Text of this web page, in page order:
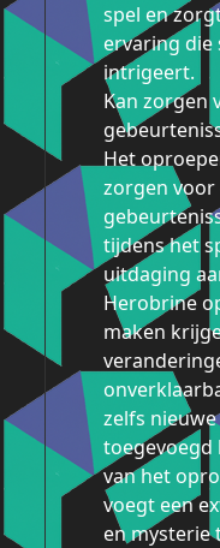
spel en
ervaring die
intrigeert.
Kan zorgen
Het
zorgen
tijdens het
uitdaging
Herobrine
maken
zelfs
toegevoegd
van het
voegt een
en mysterie